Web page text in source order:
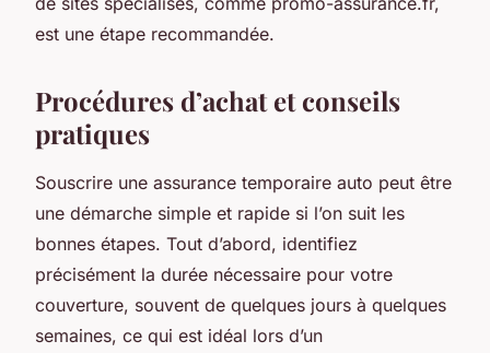
est une étape recommandée.
Procédures d’achat et conseils
pratiques
Souscrire une assurance temporaire auto peut être
une démarche simple et rapide si l’on suit les
bonnes étapes. Tout d’abord, identifiez
précisément la durée nécessaire pour votre
couverture, souvent de quelques jours à quelques
semaines, ce qui est idéal lors d’un